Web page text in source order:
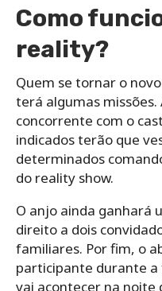
Como
reality?
Quem se tornar o
terá algumas
concorrente com o
indicados terão que
determinados
do reality show.
O anjo ainda ganhará
direito a dois
familiares. Por fim, o
participante durante
vai acontecer na noite